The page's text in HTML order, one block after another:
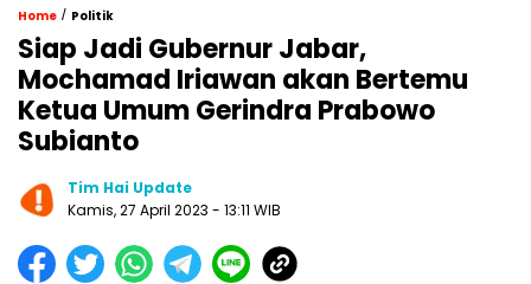
Home / Politik
Siap Jadi Gubernur Jabar,
Mochamad Iriawan akan Bertemu
Ketua Umum Gerindra Prabowo
Subianto
Tim Hai Update
Kamis, 27 April 2023 - 13:11 WIB